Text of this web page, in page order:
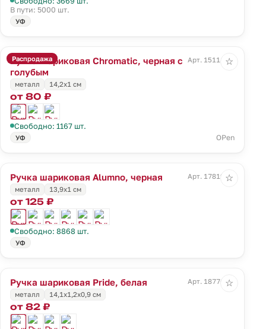
В пути: 5000 шт.
УФ
Распродажа
Ручка шариковая Chromatic, черная с
голубым
Арт. 15111.44
металл 14,2х1 см
от 80 ₽
Свободно: 1167 шт.
УФ OPen
☆
Ручка шариковая Alumno, черная
Арт. 17819.30
металл
13,9х1 см
от 125 ₽
Свободно: 8868 шт.
УФ
☆
Ручка шариковая Pride, белая
Арт. 18776.60
металл
14,1х1,2х0,9 см
от 82 ₽
☆